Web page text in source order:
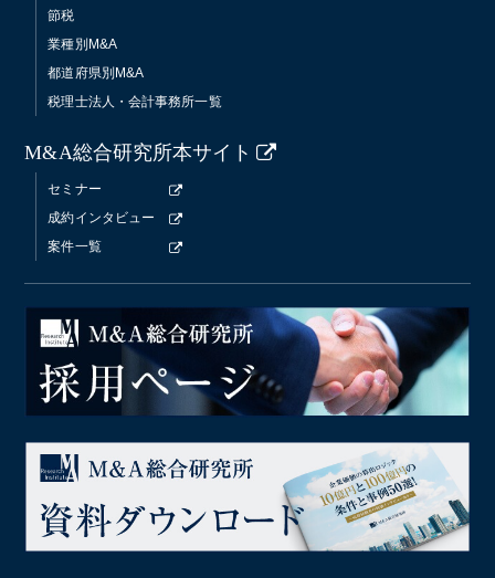
節税
業種別M&A
都道府県別M&A
税理士法人・会計事務所一覧
M&A総合研究所本サイト
セミナー
成約インタビュー
案件一覧